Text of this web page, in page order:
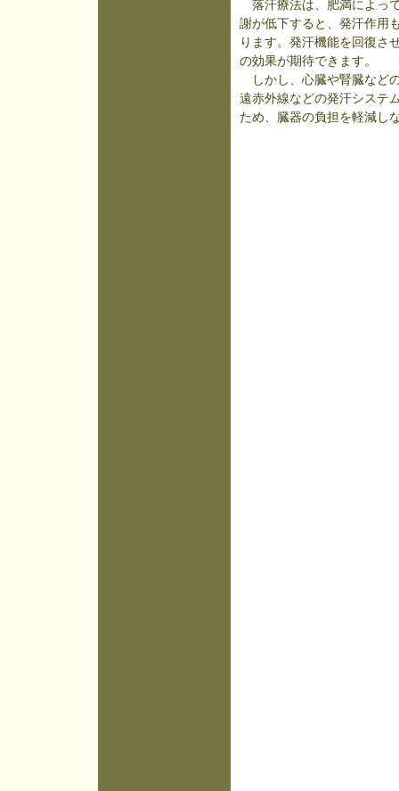
落汗療法は、肥満によっ
謝が低下すると、発汗作用
ります。発汗機能を回復さ
の効果が期待できます。
しかし、心臓や腎臓など
遠赤外線などの発汗システ
ため、臓器の負担を軽減し